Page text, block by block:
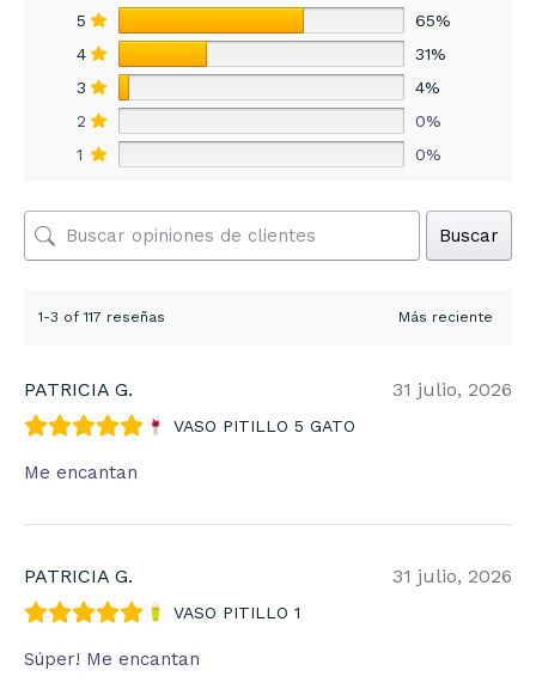
5
65%
4
31%
3
4%
2
0%
1
0%
Buscar
1-3 of 117 reseñas
PATRICIA G. 31 julio, 2026
VASO PITILLO 5 GATO
Me encantan
PATRICIA G. 31 julio, 2026
VASO PITILLO 1
Súper! Me encantan